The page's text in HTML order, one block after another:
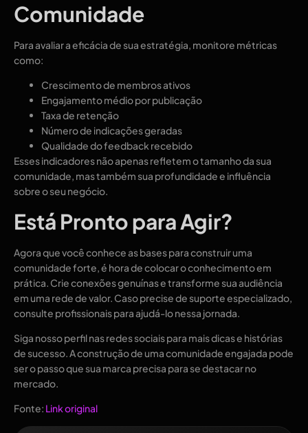
Comunidade
Para avaliar a eficácia de sua estratégia, monitore métricas
como:
Crescimento de membros ativos
Engajamento médio por publicação
Taxa de retenção
Número de indicações geradas
Qualidade do feedback recebido
Esses indicadores não apenas refletem o tamanho da sua
comunidade, mas também sua profundidade e influência
sobre o seu negócio.
Está Pronto para Agir?
Agora que você conhece as bases para construir uma
comunidade forte, é hora de colocar o conhecimento em
prática. Crie conexões genuínas e transforme sua audiência
em uma rede de valor. Caso precise de suporte especializado,
consulte profissionais para ajudá-lo nessa jornada.
Siga nosso perfil nas redes sociais para mais dicas e histórias
de sucesso. A construção de uma comunidade engajada pode
ser o passo que sua marca precisa para se destacar no
mercado.
Fonte: Link original